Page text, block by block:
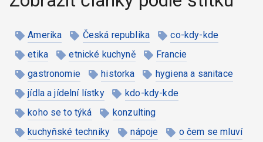
Amerika Česká republika
co-kdy-kde
etika
etnické kuchyně
Francie
gastronomie
historka
hygiena a sanitace
jídla a jídelní lístky
kdo-kdy-kde
koho se to týká
konzulting
kuchyňské techniky
nápoje
o čem se mluví